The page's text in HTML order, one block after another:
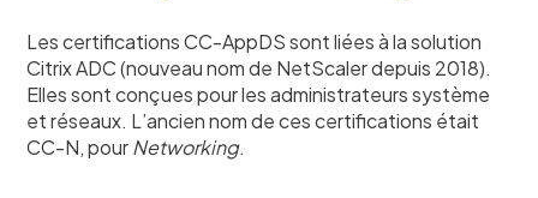
Les certifications CC-AppDS sont liées à la solution
Citrix ADC (nouveau nom de NetScaler depuis 2018).
Elles sont conçues pour les administrateurs système
et réseaux. L’ancien nom de ces certifications était
CC-N, pourNetworking.